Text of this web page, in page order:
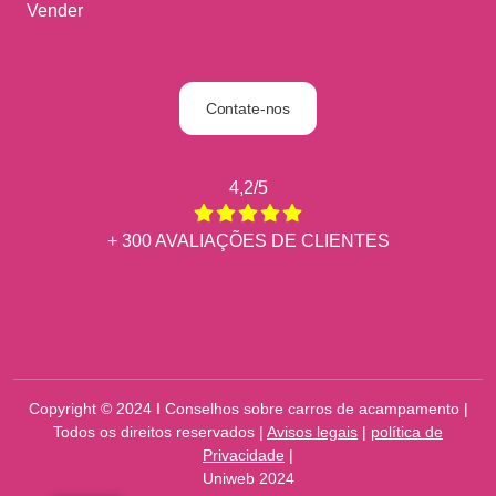
Vender
Contate-nos
4,2/5
+ 300 AVALIAÇÕES DE CLIENTES
Copyright © 2024 I Conselhos sobre carros de acampamento |
Todos os direitos reservados | Avisos legais | política de
Privacidade |
Uniweb 2024